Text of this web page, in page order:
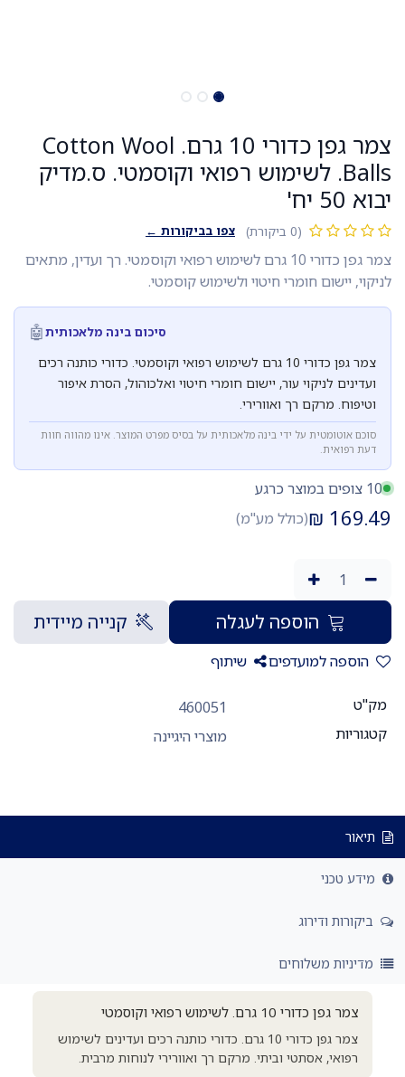
צמר גפן כדורי 10 גרם. Cotton Wool
Balls. לשימוש רפואי וקוסמטי. ס.מדיק
יבוא 50 יח'
(0 ביקורת) צפו בביקורות ←
צמר גפן כדורי 10 גרם לשימוש רפואי וקוסמטי. רך ועדין, מתאים
לניקוי, יישום חומרי חיטוי ולשימוש קוסמטי.
סיכום בינה מלאכותית🤖
צמר גפן כדורי 10 גרם לשימוש רפואי וקוסמטי. כדורי כותנה רכים
ועדינים לניקוי עור, יישום חומרי חיטוי ואלכוהול, הסרת איפור
וטיפוח. מרקם רך ואוורירי.
סוכם אוטומטית על ידי בינה מלאכותית על בסיס מפרט המוצר. אינו מהווה חוות
דעת רפואית.
10 צופים במוצר כרגע
169.49
₪(כולל מע"מ)
הוספה לעגלה קנייה מיידית
הוספה למועדפים שיתוף
מק"ט
460051
קטגוריות
מוצרי היגיינה
תיאור
מידע טכני
ביקורות ודירוג
מדיניות משלוחים
צמר גפן כדורי 10 גרם. לשימוש רפואי וקוסמטי
צמר גפן כדורי 10 גרם. כדורי כותנה רכים ועדינים לשימוש
רפואי, אסתטי וביתי. מרקם רך ואוורירי לנוחות מרבית.